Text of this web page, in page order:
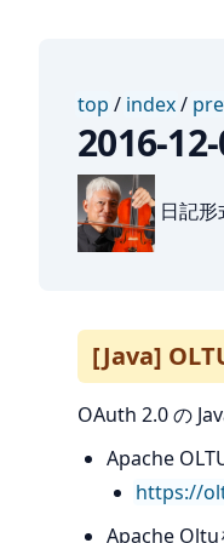
top / index/
2016-
日記
[Java]
OAuth 2.0 の
Apache
https://
Apache Oltu